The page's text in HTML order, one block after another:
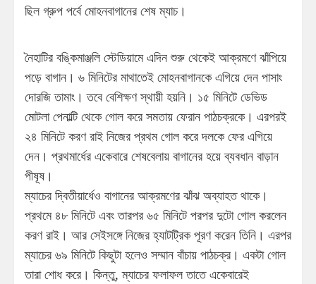
ছিল গ্রুপ পর্বে মোহনবাগানের শেষ ম্যাচ।
নৈহাটির বঙ্কিমাঞ্জলি স্টেডিয়ামে এদিন শুরু থেকেই আক্রমণে ঝাঁপিয়ে
পড়ে বাগান। ৬ মিনিটের মাথাতেই মোহনবাগানকে এগিয়ে দেন পাসাং
দোরজি তামাং। তবে বেশিক্ষণ স্থায়ী হয়নি। ১৫ মিনিটে ডেভিড
মোটলা পেনাল্টি থেকে গোল করে সমতায় ফেরান পাঠচক্রকে। এরপরই
২৪ মিনিটে করণ রাই নিজের প্রথম গোল করে দলকে ফের এগিয়ে
দেন। প্রথমার্ধের একেবারে শেষবেলায় বাগানের হয়ে ব্যবধান বাড়ান
পীষূষ।
ম্যাচের দ্বিতীয়ার্ধেও বাগানের আক্রমণের ঝাঁঝ অব্যাহত থাকে।
প্রথমে ৪৮ মিনিটে এবং তারপর ৬৫ মিনিটে পরপর দুটো গোল করলেন
করণ রাই। আর সেইসঙ্গে নিজের হ্যাটট্রিক পূরণ করেন তিনি। এরপর
ম্যাচের ৬৯ মিনিটে কিছুটা হলেও সম্মান বাঁচায় পাঠচক্র। একটা গোল
তারা শোধ করে। কিন্তু, ম্যাচের ফলাফল তাতে একেবারেই